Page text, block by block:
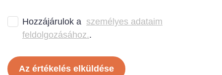
Hozzájárulok a személyes adataim
feldolgozásához..
Az értékelés elküldése